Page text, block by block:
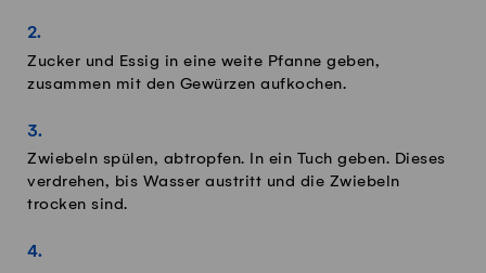
Zucker und Essig in eine weite Pfanne geben,
zusammen mit den Gewürzen aufkochen.
Zwiebeln spülen, abtropfen. In ein Tuch geben. Dieses
verdrehen, bis Wasser austritt und die Zwiebeln
trocken sind.